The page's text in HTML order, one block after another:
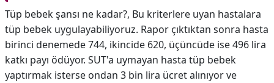
Tüp bebek şansı ne kadar?, Bu kriterlere uyan hastalara
tüp bebek uygulayabiliyoruz. Rapor çıktıktan sonra hasta
birinci denemede 744, ikincide 620, üçüncüde ise 496 lira
katkı payı ödüyor. SUT'a uymayan hasta tüp bebek
yaptırmak isterse ondan 3 bin lira ücret alınıyor ve